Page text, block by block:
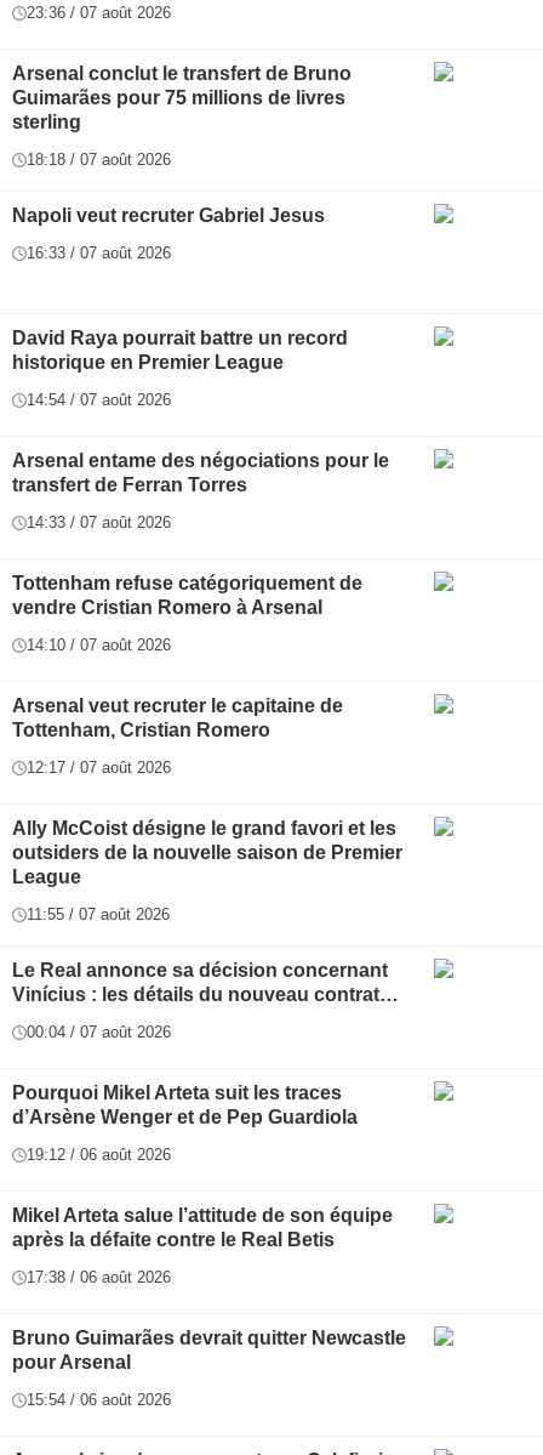
23:36 / 07 août 2026
Arsenal conclut le transfert de Bruno
Guimarães pour 75 millions de livres
sterling
18:18 / 07 août 2026
Napoli veut recruter Gabriel Jesus
16:33 / 07 août 2026
David Raya pourrait battre un record
historique en Premier League
14:54 / 07 août 2026
Arsenal entame des négociations pour le
transfert de Ferran Torres
14:33 / 07 août 2026
Tottenham refuse catégoriquement de
vendre Cristian Romero à Arsenal
14:10 / 07 août 2026
Arsenal veut recruter le capitaine de
Tottenham, Cristian Romero
12:17 / 07 août 2026
Ally McCoist désigne le grand favori et les
outsiders de la nouvelle saison de Premier
League
11:55 / 07 août 2026
Le Real annonce sa décision concernant
Vinícius : les détails du nouveau contrat…
00:04 / 07 août 2026
Pourquoi Mikel Arteta suit les traces
d’Arsène Wenger et de Pep Guardiola
19:12 / 06 août 2026
Mikel Arteta salue l’attitude de son équipe
après la défaite contre le Real Betis
17:38 / 06 août 2026
Bruno Guimarães devrait quitter Newcastle
pour Arsenal
15:54 / 06 août 2026